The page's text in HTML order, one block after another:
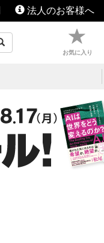
法人のお客様へ
お気に入り